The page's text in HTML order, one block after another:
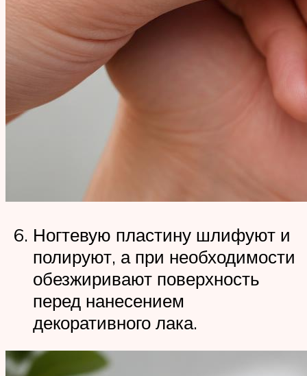
Ногтевую пластину шлифуют и
полируют, а при необходимости
обезжиривают поверхность
перед нанесением
декоративного лака.